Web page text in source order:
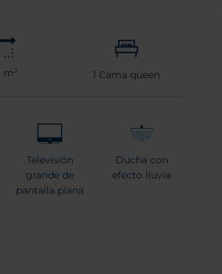
m² 1 Cama queen
Televisión
grande de
pantalla plana
Ducha con
efecto lluvia